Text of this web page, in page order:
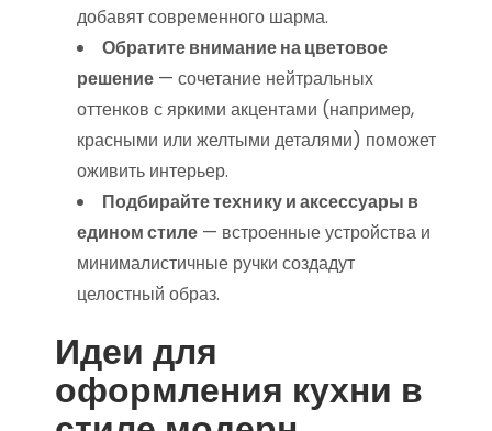
добавят современного шарма.
Обратите внимание на цветовое
решение — сочетание нейтральных
оттенков с яркими акцентами (например,
красными или желтыми деталями) поможет
оживить интерьер.
Подбирайте технику и аксессуары в
едином стиле — встроенные устройства и
минималистичные ручки создадут
целостный образ.
Идеи для
оформления кухни в